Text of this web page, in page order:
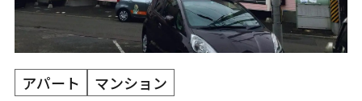
アパート マンション